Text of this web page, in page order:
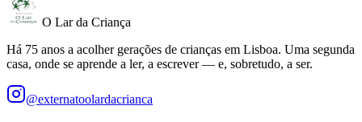
O Lar da Criança
Há 75 anos a acolher gerações de crianças em Lisboa. Uma segunda
casa, onde se aprende a ler, a escrever — e, sobretudo, a ser.
@externatoolardacrianca